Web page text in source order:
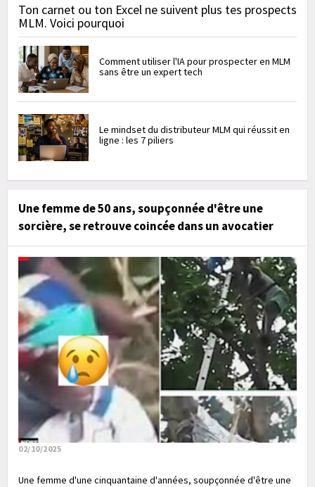
Ton carnet ou ton Excel ne suivent plus tes prospects
MLM. Voici pourquoi
Comment utiliser l'IA pour prospecter en MLM
sans être un expert tech
Le mindset du distributeur MLM qui réussit en
ligne : les 7 piliers
Une femme de 50 ans, soupçonnée d'être une
sorcière, se retrouve coincée dans un avocatier
02/10/2025
Une femme d'une cinquantaine d'années, soupçonnée d'être une